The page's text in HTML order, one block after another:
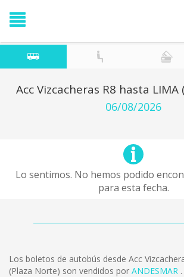
Acc Vizcacheras R8 hasta
06/08/2026
Lo sentimos. No hemos podido
para esta fecha.
Los boletos de autobús desde Acc
(Plaza Norte) son vendidos por ANDESMAR .